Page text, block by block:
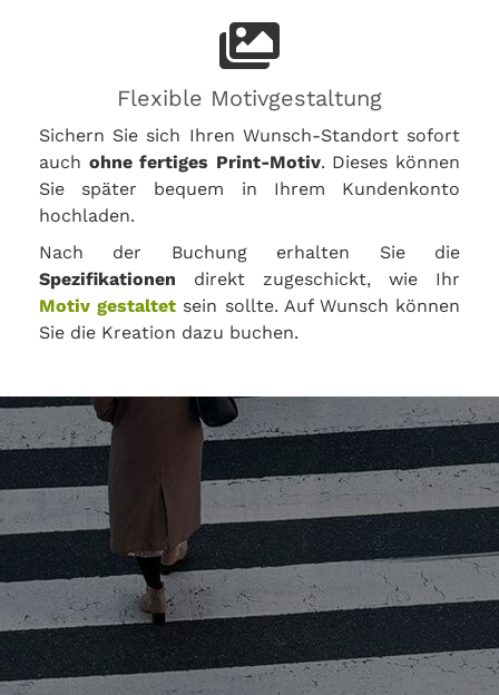
Flexible Motivgestaltung
Sichern Sie sich Ihren Wunsch-Standort sofort
auch ohne fertiges Print-Motiv. Dieses können
Sie später bequem in Ihrem Kundenkonto
hochladen.
Nach der Buchung erhalten Sie die
Spezifikationen direkt zugeschickt, wie Ihr
Motiv gestaltet sein sollte. Auf Wunsch können
Sie die Kreation dazu buchen.